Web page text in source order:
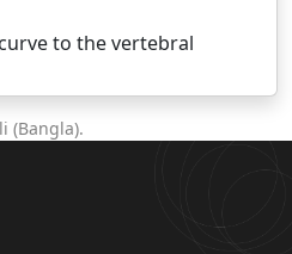
to the vertebral
(Bangla).